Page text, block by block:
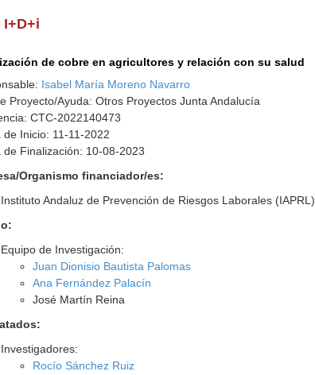
de cobre en agricultores y relación con su salud
Isabel María Moreno Navarro
Proyecto/Ayuda: Otros Proyectos Junta Andalucía
CTC-2022140473
de Inicio: 11-11-2022
de Finalización: 10-08-2023
Organismo financiador/es:
Instituto Andaluz de Prevención de Riesgos Laborales (IAPRL)
Equipo de Investigación:
Juan Dionisio Bautista Palomas
Ana Fernández Palacín
José Martín Reina
Investigadores:
Rocío Sánchez Ruiz